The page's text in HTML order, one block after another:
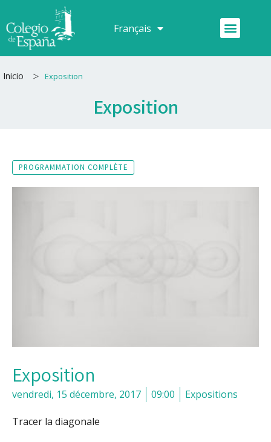
au
contenu
Français
Español Menu
Inicio > Exposition
Exposition
PROGRAMMATION COMPLÈTE
Exposition
vendredi, 15 décembre, 2017 09:00 Expositions
Tracer la diagonale